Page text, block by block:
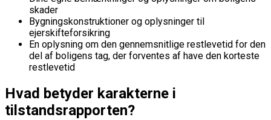
skader
Bygningskonstruktioner og oplysninger til
ejerskifteforsikring
En oplysning om den gennemsnitlige restlevetid for den
del af boligens tag, der forventes af have den korteste
restlevetid
Hvad betyder karakterne i
tilstandsrapporten?